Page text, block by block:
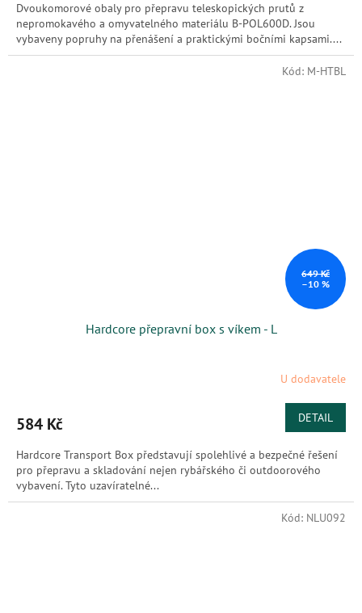
Dvoukomorové obaly pro přepravu teleskopických prutů z
nepromokavého a omyvatelného materiálu B-POL600D. Jsou
vybaveny popruhy na přenášení a praktickými bočními kapsami....
649 Kč
–10 %
Hardcore přepravní box s víkem - L
U dodavatele
584 Kč DETAIL
Hardcore Transport Box představují spolehlivé a bezpečné řešení
pro přepravu a skladování nejen rybářského či outdoorového
vybavení. Tyto uzavíratelné...
Kód: M-HTBL
Kód: NLU092